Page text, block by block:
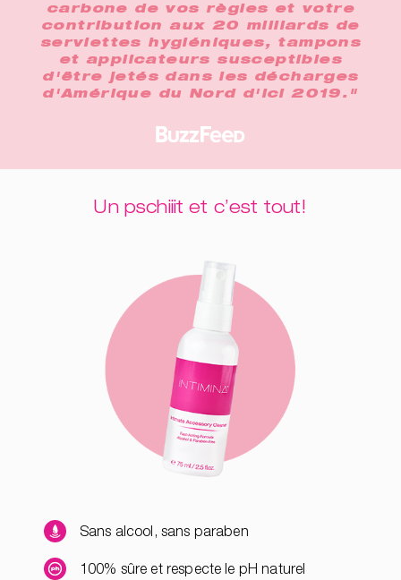
carbone de vos règles et votre
contribution aux 20 milliards de
serviettes hygiéniques, tampons
et applicateurs susceptibles
d'être jetés dans les décharges
d'Amérique du Nord d'ici 2019."
Un pschiiit et c’est tout!
Sans alcool, sans paraben
100% sûre et respecte le pH naturel